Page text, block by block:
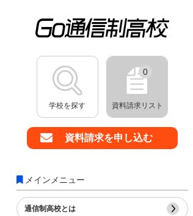
学校を探す
0
資料請求リスト
資料請求を申し込む
メインメニュー
通信制高校とは